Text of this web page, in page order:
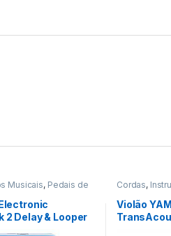
Musicais, Pedais de
2 Delay & Looper
Cordas,
Violão
Aço FS-